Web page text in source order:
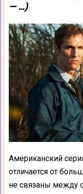
— …)
Американский
отличается от
не связаны между